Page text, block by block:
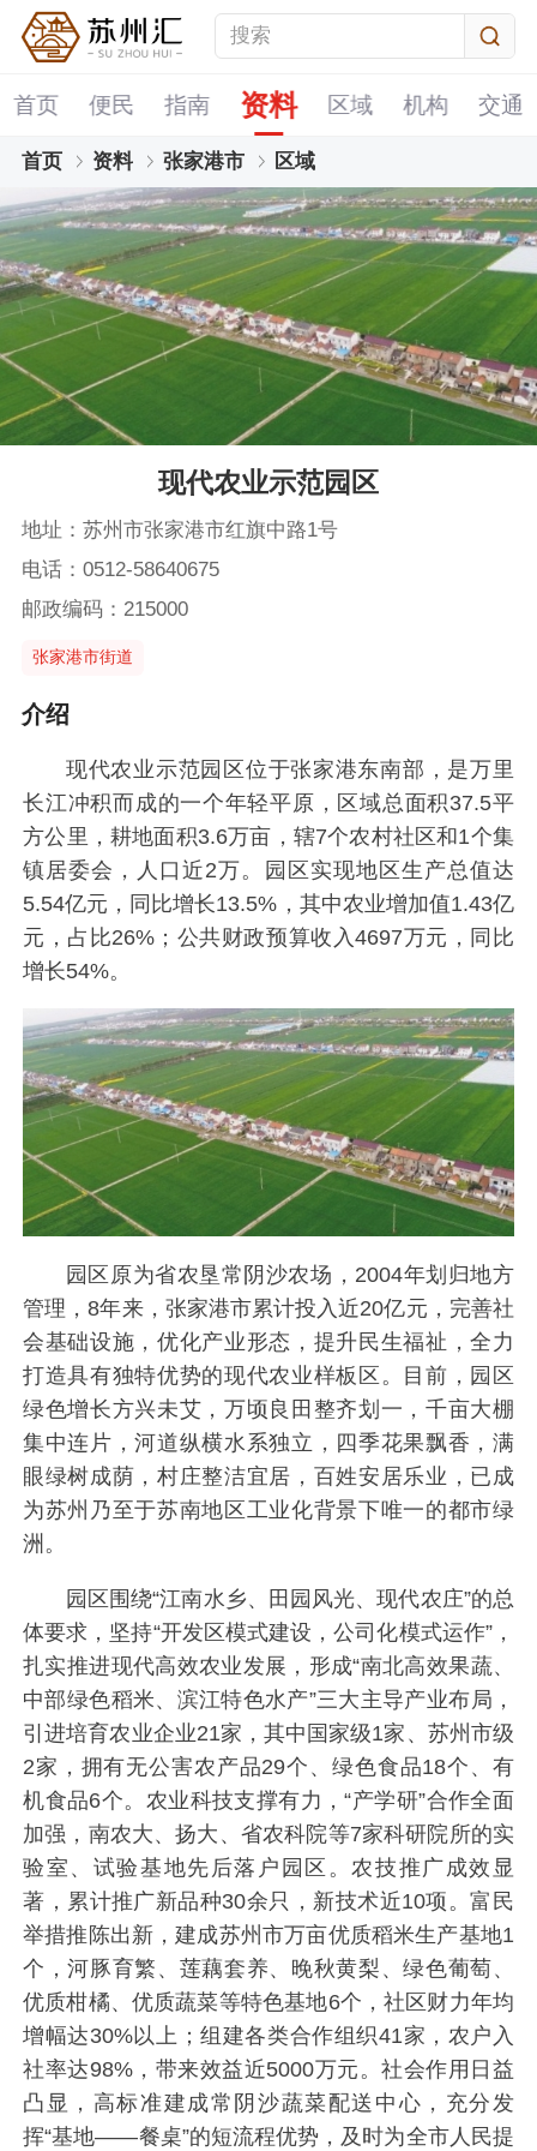
首页 便民 指南 资料 区域 机构 交通
首页 资料 张家港市 区域
现代农业示范园区
地址：苏州市张家港市红旗中路1号
电话：0512-58640675
邮政编码：215000
张家港市街道
介绍
现代农业示范园区位于张家港东南部，是万里
长江冲积而成的一个年轻平原，区域总面积37.5平
方公里，耕地面积3.6万亩，辖7个农村社区和1个集
镇居委会，人口近2万。园区实现地区生产总值达
5.54亿元，同比增长13.5%，其中农业增加值1.43亿
元，占比26%；公共财政预算收入4697万元，同比
增长54%。
园区原为省农垦常阴沙农场，2004年划归地方
管理，8年来，张家港市累计投入近20亿元，完善社
会基础设施，优化产业形态，提升民生福祉，全力
打造具有独特优势的现代农业样板区。目前，园区
绿色增长方兴未艾，万顷良田整齐划一，千亩大棚
集中连片，河道纵横水系独立，四季花果飘香，满
眼绿树成荫，村庄整洁宜居，百姓安居乐业，已成
为苏州乃至于苏南地区工业化背景下唯一的都市绿
洲。
园区围绕“江南水乡、田园风光、现代农庄”的总
体要求，坚持“开发区模式建设，公司化模式运作”，
扎实推进现代高效农业发展，形成“南北高效果蔬、
中部绿色稻米、滨江特色水产”三大主导产业布局，
引进培育农业企业21家，其中国家级1家、苏州市级
2家，拥有无公害农产品29个、绿色食品18个、有
机食品6个。农业科技支撑有力，“产学研”合作全面
加强，南农大、扬大、省农科院等7家科研院所的实
验室、试验基地先后落户园区。农技推广成效显
著，累计推广新品种30余只，新技术近10项。富民
举措推陈出新，建成苏州市万亩优质稻米生产基地1
个，河豚育繁、莲藕套养、晚秋黄梨、绿色葡萄、
优质柑橘、优质蔬菜等特色基地6个，社区财力年均
增幅达30%以上；组建各类合作组织41家，农户入
社率达98%，带来效益近5000万元。社会作用日益
凸显，高标准建成常阴沙蔬菜配送中心，充分发
挥“基地——餐桌”的短流程优势，及时为全市人民提